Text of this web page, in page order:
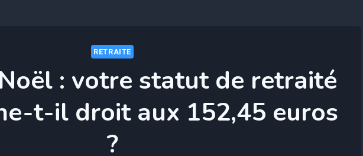
RETRAITE
: votre statut de retraité
t-il droit aux 152,45 euros
?